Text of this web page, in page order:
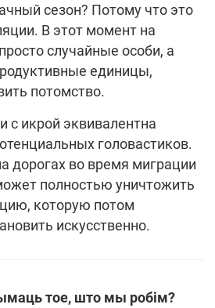
сезон? Потому что это
В этот момент на
случайные особи, а
единицы,
потомство.
с икрой эквивалентна
головастиков.
дорогах во время миграции
полностью уничтожить
которую потом
искусственно.
тое, што мы робім?